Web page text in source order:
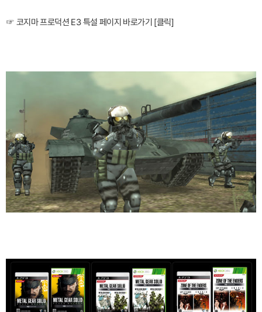
☞ 코지마 프로덕션 E3 특설 페이지 바로가기 [클릭]